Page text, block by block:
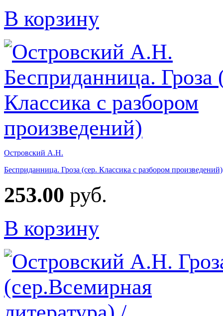
В корзину
Островский А.Н.
Бесприданница. Гроза (сер. Классика с разбором произведений)
253.00 руб.
В корзину